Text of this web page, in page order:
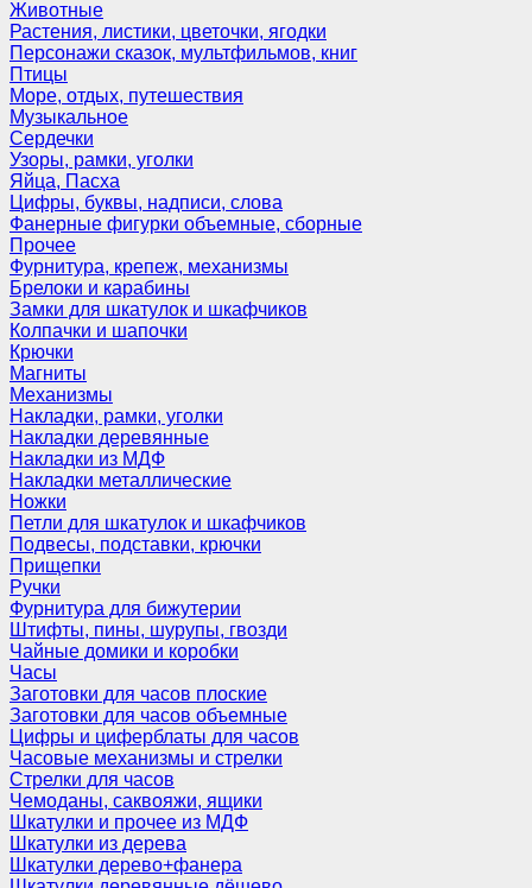
Животные
Растения, листики, цветочки, ягодки
Персонажи сказок, мультфильмов, книг
Птицы
Море, отдых, путешествия
Музыкальное
Сердечки
Узоры, рамки, уголки
Яйца, Пасха
Цифры, буквы, надписи, слова
Фанерные фигурки объемные, сборные
Прочее
Фурнитура, крепеж, механизмы
Брелоки и карабины
Замки для шкатулок и шкафчиков
Колпачки и шапочки
Крючки
Магниты
Механизмы
Накладки, рамки, уголки
Накладки деревянные
Накладки из МДФ
Накладки металлические
Ножки
Петли для шкатулок и шкафчиков
Подвесы, подставки, крючки
Прищепки
Ручки
Фурнитура для бижутерии
Штифты, пины, шурупы, гвозди
Чайные домики и коробки
Часы
Заготовки для часов плоские
Заготовки для часов объемные
Цифры и циферблаты для часов
Часовые механизмы и стрелки
Стрелки для часов
Чемоданы, саквояжи, ящики
Шкатулки и прочее из МДФ
Шкатулки из дерева
Шкатулки дерево+фанера